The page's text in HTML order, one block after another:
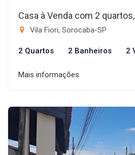
Casa à Venda com 2
Vila Fiori, Sorocaba-SP
2 Quartos 2 Banheiros 2
Mais informações